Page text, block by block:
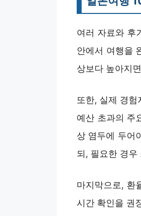
여러 자료와 후
안에서 여행을
상보다 높아지
또한, 실제 경
예산 초과의 주
상 염두에 두어
되, 필요한 경
마지막으로, 환
시간 확인을 권